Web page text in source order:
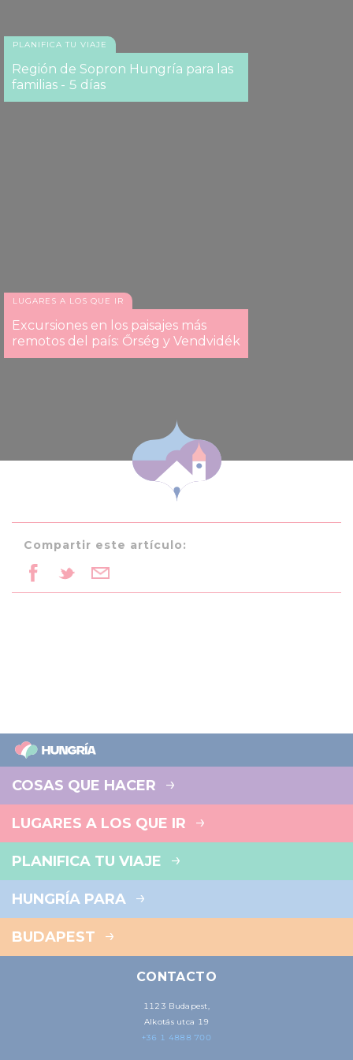
PLANIFICA TU VIAJE
Región de Sopron Hungría para las
familias - 5 días
LUGARES A LOS QUE IR
Excursiones en los paisajes más
remotos del país: Őrség y Vendvidék
Compartir este artículo:
COSAS QUE HACER
LUGARES A LOS QUE IR
PLANIFICA TU VIAJE
HUNGRÍA PARA
BUDAPEST
CONTACTO
1123 Budapest,
Alkotás utca 19
+36 1 4888 700